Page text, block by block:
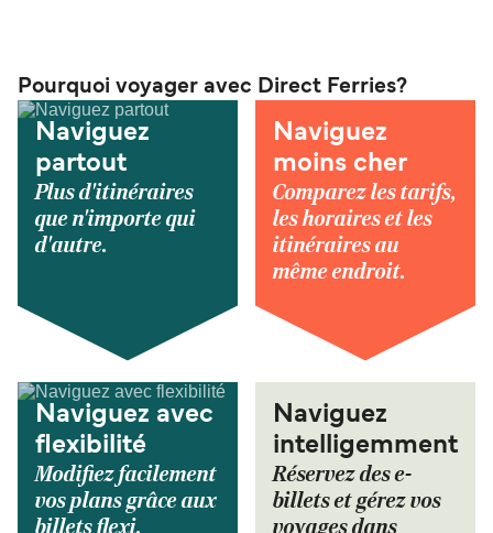
Pourquoi voyager avec Direct Ferries?
Naviguez
partout
Plus d'itinéraires
que n'importe qui
d'autre.
Naviguez
moins cher
Comparez les tarifs,
les horaires et les
itinéraires au
même endroit.
Naviguez avec
flexibilité
Modifiez facilement
vos plans grâce aux
Naviguez
intelligemment
Réservez des e-
billets et gérez vos